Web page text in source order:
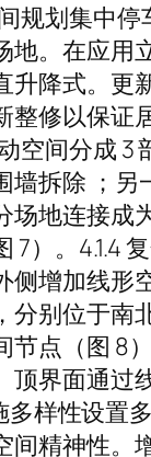
划集中
。在应
降式。
修以保证
间分成 3
拆除 ；
地连接成
。4.1.4
增加线
别位于
点（图 8
界面通
样性设
精神性